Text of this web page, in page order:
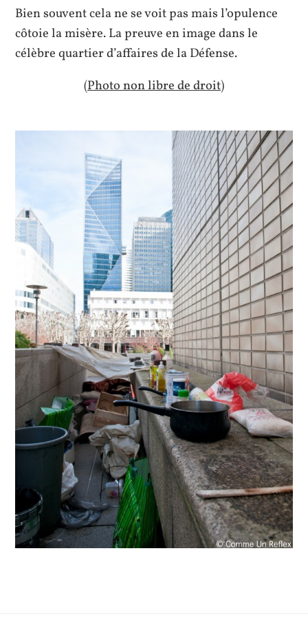
Bien souvent cela ne se voit pas mais l’opulence
côtoie la misère. La preuve en image dans le
célèbre quartier d’affaires de la Défense.
(Photo non libre de droit)